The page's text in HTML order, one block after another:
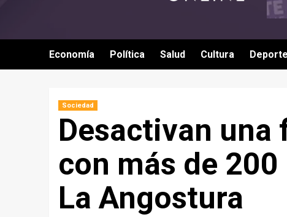
Economía Política Salud Cultura
Sociedad
Desactivan
con más de
La Angostura